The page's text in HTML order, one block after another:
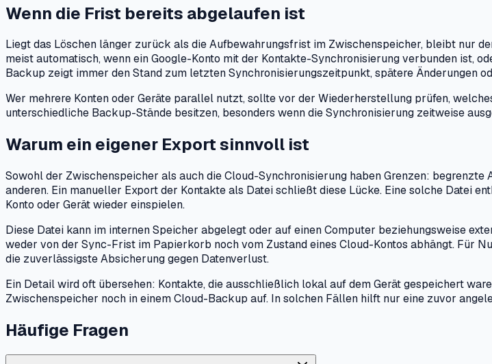
Wenn die Frist bereits abgelaufen ist
Liegt das Löschen länger zurück als die Aufbewahrungsfrist im Zwischenspeicher, bleibt nur
meist automatisch, wenn ein Google-Konto mit der Kontakte-Synchronisierung verbunden ist,
Backup zeigt immer den Stand zum letzten Synchronisierungszeitpunkt, spätere Änderungen
Wer mehrere Konten oder Geräte parallel nutzt, sollte vor der Wiederherstellung prüfen,
unterschiedliche Backup-Stände besitzen, besonders wenn die Synchronisierung zeitweise
Warum ein eigener Export sinnvoll ist
Sowohl der Zwischenspeicher als auch die Cloud-Synchronisierung haben Grenzen:
anderen. Ein manueller Export der Kontakte als Datei schließt diese Lücke. Eine solche Datei
Konto oder Gerät wieder einspielen.
Diese Datei kann im internen Speicher abgelegt oder auf einen Computer beziehungsweise
weder von der Sync-Frist im Papierkorb noch vom Zustand eines Cloud-Kontos abhängt. Für
die zuverlässigste Absicherung gegen Datenverlust.
Ein Detail wird oft übersehen: Kontakte, die ausschließlich lokal auf dem Gerät gespeichert
Zwischenspeicher noch in einem Cloud-Backup auf. In solchen Fällen hilft nur eine zuvor
Häufige Fragen